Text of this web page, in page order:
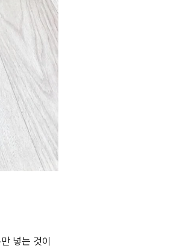
넣는 것이